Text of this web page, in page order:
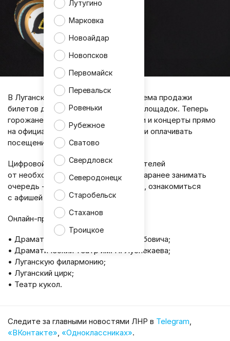
Лутугино
Марковка
Новоайдар
Новопсков
Первомайск
Перевальск
Ровеньки
Рубежное
Сватово
Свердловск
Северодонецк
Старобельск
Стаханов
Троицкое
В Луганске заработала онлайн-система продажи
билетов для театров и культурных площадок. Теперь
горожане могут выбирать спектакли и концерты прямо
на официальных сайтах учреждений и оплачивать
посещение в несколько кликов.
Цифровой сервис избавляет посетителей
от необходимости ехать в кассу и заранее занимать
очередь - достаточно зайти на сайт, ознакомиться
с афишей и оформить покупку.
Онлайн-продажа уже внедрена в:
• Драматический театр им. М. Голубовича;
• Драматический театр им. П. Луспекаева;
• Луганскую филармонию;
• Луганский цирк;
• Театр кукол.
Cледите за главными новостями ЛНР в Telegram,
«ВКонтакте», «Одноклассниках».